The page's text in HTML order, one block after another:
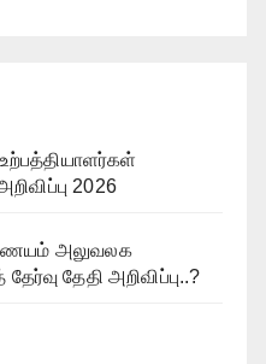
2026
அலுவலக
தேதி அறிவிப்பு..?